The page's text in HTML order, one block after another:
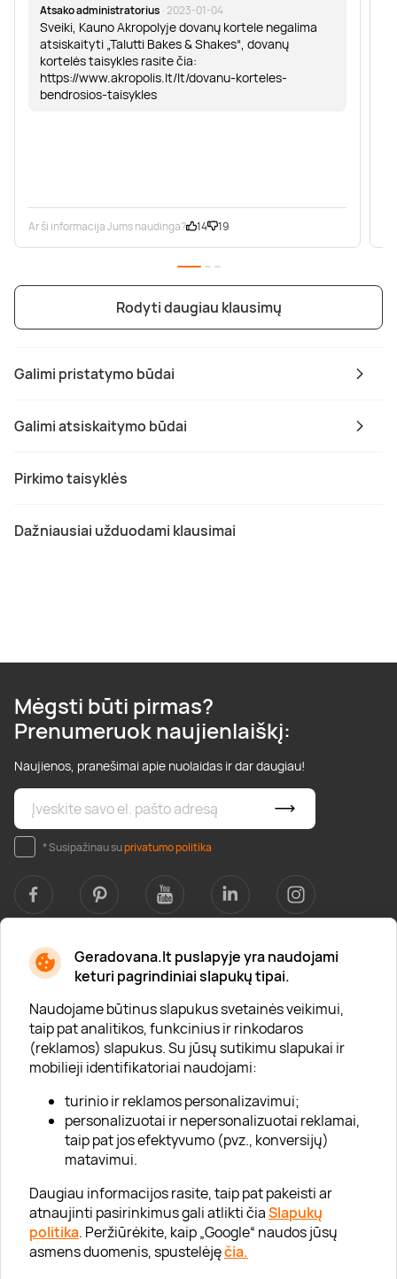
Geradovana.lt puslapyje yra naudojami
keturi pagrindiniai slapukų tipai.
Naudojame būtinus slapukus svetainės veikimui,
taip pat analitikos, funkcinius ir rinkodaros
(reklamos) slapukus. Su jūsų sutikimu slapukai ir
mobilieji identifikatoriai naudojami:
turinio ir reklamos personalizavimui;
personalizuotai ir nepersonalizuotai reklamai,
taip pat jos efektyvumo (pvz., konversijų)
matavimui.
Daugiau informacijos rasite, taip pat pakeisti ar
atnaujinti pasirinkimus gali atlikti čiaSlapukų
politika. Peržiūrėkite, kaip „Google“ naudos jūsų
asmens duomenis, spustelėjęčia.
Galimi pristatymo būdai
Galimi atsiskaitymo būdai
Pirkimo taisyklės
Dažniausiai užduodami klausimai
Atsako administratorius · 2023-01-04
Sveiki, Kauno Akropolyje dovanų kortele negalima
atsiskaityti „Talutti Bakes & Shakes“, dovanų
kortelės taisykles rasite čia:
https://www.akropolis.lt/lt/dovanu-korteles-
bendrosios-taisykles
Ar ši informacija Jums naudinga? 14 19
Rodyti daugiau klausimų
Mėgsti būti pirmas?
Prenumeruok naujienlaiškį:
Naujienos, pranešimai apie nuolaidas ir dar daugiau!
* Susipažinau suprivatumo politika
Apie mus
Apie „Gera Dovana“
Lojalumo klubas
Karjera
Visi partneriai
Kontaktai
Tinklaraštis
Informacija